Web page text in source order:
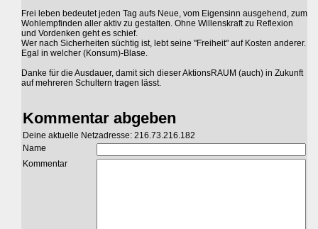
Frei leben bedeutet jeden Tag aufs Neue, vom Eigensinn ausgehend, zum
Wohlempfinden aller aktiv zu gestalten. Ohne Willenskraft zu Reflexion
und Vordenken geht es schief.
Wer nach Sicherheiten süchtig ist, lebt seine "Freiheit" auf Kosten anderer.
Egal in welcher (Konsum)-Blase.
Danke für die Ausdauer, damit sich dieser AktionsRAUM (auch) in Zukunft
auf mehreren Schultern tragen lässt.
Kommentar abgeben
Deine aktuelle Netzadresse: 216.73.216.182
Name
Kommentar